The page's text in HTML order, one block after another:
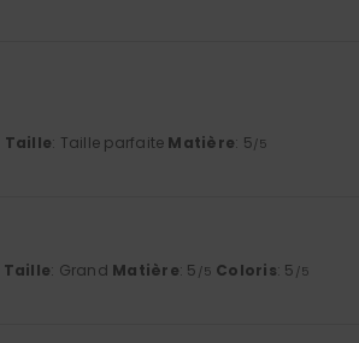
Taille: Taille parfaite Matière: 5/5
Taille: Grand Matière: 5 /5 Coloris: 5 /5